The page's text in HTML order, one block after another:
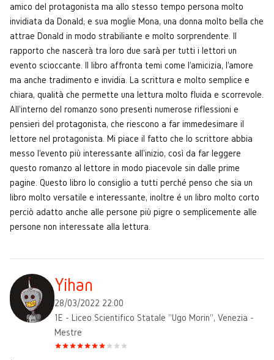
amico del protagonista ma allo stesso tempo persona molto
invidiata da Donald; e sua moglie Mona, una donna molto bella che
attrae Donald in modo strabiliante e molto sorprendente. Il
rapporto che nascerà tra loro due sarà per tutti i lettori un
evento scioccante. Il libro affronta temi come l'amicizia, l'amore
ma anche tradimento e invidia. La scrittura e molto semplice e
chiara, qualità che permette una lettura molto fluida e scorrevole.
All'interno del romanzo sono presenti numerose riflessioni e
pensieri del protagonista, che riescono a far immedesimare il
lettore nel protagonista. Mi piace il fatto che lo scrittore abbia
messo l'evento più interessante all'inizio, così da far leggere
questo romanzo al lettore in modo piacevole sin dalle prime
pagine. Questo libro lo consiglio a tutti perché penso che sia un
libro molto versatile e interessante, inoltre é un libro molto corto
perciò adatto anche alle persone più pigre o semplicemente alle
persone non interessate alla lettura.
Yihan
28/03/2022 22:00
1E - Liceo Scientifico Statale "Ugo Morin", Venezia -
Mestre